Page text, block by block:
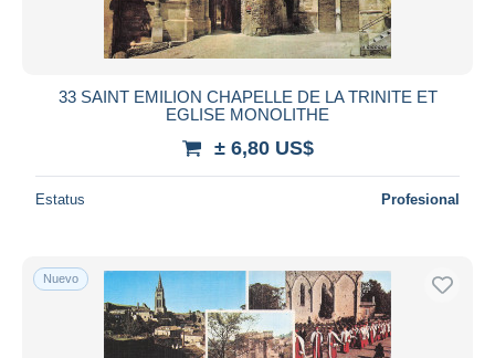
33 SAINT EMILION CHAPELLE DE LA TRINITE ET
EGLISE MONOLITHE
± 6,80 US$
Estatus Profesional
Nuevo